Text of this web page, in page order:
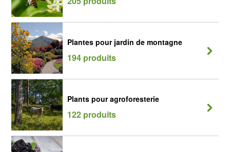
Plantes pour jardin de montagne
194 produits
Plants pour agroforesterie
122 produits